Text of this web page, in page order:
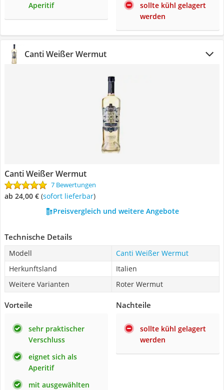
Aperitif
sollte kühl gelagert
werden
Canti Weißer Wermut
Canti Weißer Wermut
7 Bewertungen
ab 24,00 € ( Sofort lieferbar)
Preisvergleich und weitere Angebote
Technische Details
Modell
Canti Weißer Wermut
Herkunftsland
Italien
Weitere Varianten
Roter Wermut
Vorteile
sehr praktischer
Verschluss
eignet sich als
Aperitif
mit ausgewählten
Nachteile
sollte kühl gelagert
werden